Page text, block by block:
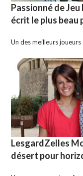
Passionné de
écrit le plus beau
Un des meilleurs
LesgardZelles
désert pour